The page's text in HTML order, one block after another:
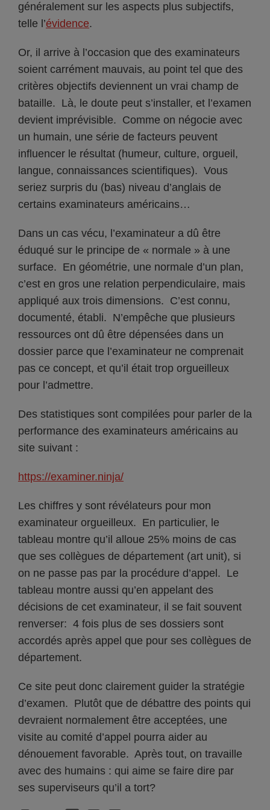
généralement sur les aspects plus subjectifs,
telle l’évidence.
Or, il arrive à l’occasion que des examinateurs
soient carrément mauvais, au point tel que des
critères objectifs deviennent un vrai champ de
bataille. Là, le doute peut s’installer, et l’examen
devient imprévisible. Comme on négocie avec
un humain, une série de facteurs peuvent
influencer le résultat (humeur, culture, orgueil,
langue, connaissances scientifiques). Vous
seriez surpris du (bas) niveau d’anglais de
certains examinateurs américains…
Dans un cas vécu, l’examinateur a dû être
éduqué sur le principe de « normale » à une
surface. En géométrie, une normale d’un plan,
c’est en gros une relation perpendiculaire, mais
appliqué aux trois dimensions. C’est connu,
documenté, établi. N’empêche que plusieurs
ressources ont dû être dépensées dans un
dossier parce que l’examinateur ne comprenait
pas ce concept, et qu’il était trop orgueilleux
pour l’admettre.
Des statistiques sont compilées pour parler de la
performance des examinateurs américains au
site suivant :
https://examiner.ninja/
Les chiffres y sont révélateurs pour mon
examinateur orgueilleux. En particulier, le
tableau montre qu’il alloue 25% moins de cas
que ses collègues de département (art unit), si
on ne passe pas par la procédure d’appel. Le
tableau montre aussi qu’en appelant des
décisions de cet examinateur, il se fait souvent
renverser: 4 fois plus de ses dossiers sont
accordés après appel que pour ses collègues de
département.
Ce site peut donc clairement guider la stratégie
d’examen. Plutôt que de débattre des points qui
devraient normalement être acceptées, une
visite au comité d’appel pourra aider au
dénouement favorable. Après tout, on travaille
avec des humains : qui aime se faire dire par
ses superviseurs qu’il a tort?